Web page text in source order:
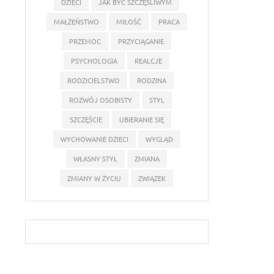
DZIECI
JAK BYĆ SZCZĘŚLIWYM
MAŁŻEŃSTWO
MIŁOŚĆ
PRACA
PRZEMOC
PRZYCIĄGANIE
PSYCHOLOGIA
REALCJE
RODZICIELSTWO
RODZINA
ROZWÓJ OSOBISTY
STYL
SZCZĘŚCIE
UBIERANIE SIĘ
WYCHOWANIE DZIECI
WYGLĄD
WŁASNY STYL
ZMIANA
ZMIANY W ŻYCIU
ZWIĄZEK